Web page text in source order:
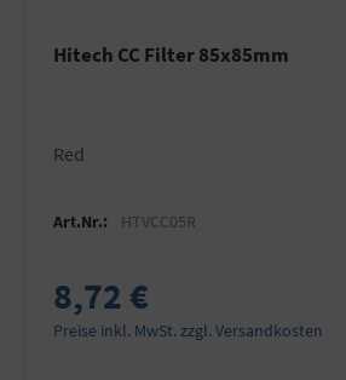
Hitech CC Filter 85x85mm
Red
Art.Nr.: HTVCC05R
8,72 €
Preise inkl. MwSt. zzgl. Versandkosten